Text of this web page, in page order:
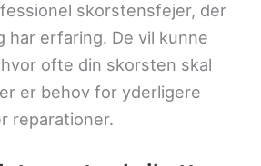
skorstensfejer, der
har erfaring. De vil kunne
ofte din skorsten skal
er behov for yderligere
reparationer.